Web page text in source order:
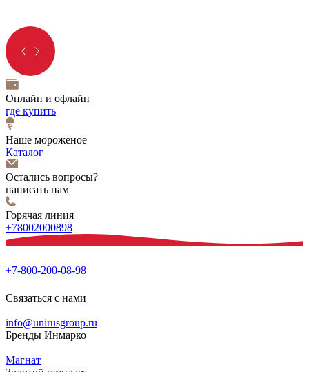
Онлайн и офлайн
где купить
Наше мороженое
Каталог
Остались вопросы?
написать нам
Горячая линия
+78002000898
+7-800-200-08-98
Связаться с нами
info@unirusgroup.ru
Бренды Инмарко
Магнат